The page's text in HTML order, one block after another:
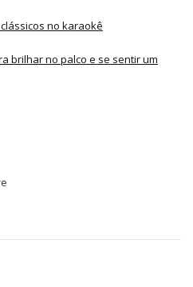
no karaokê
brilhar no palco e se sentir um